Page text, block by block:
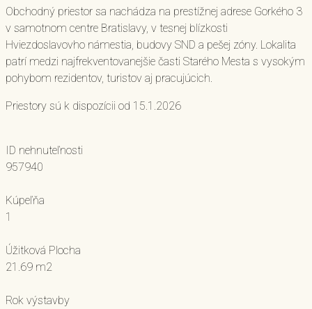
Obchodný priestor sa nachádza na prestížnej adrese Gorkého 3
v samotnom centre Bratislavy, v tesnej blízkosti
Hviezdoslavovho námestia, budovy SND a pešej zóny. Lokalita
patrí medzi najfrekventovanejšie časti Starého Mesta s vysokým
pohybom rezidentov, turistov aj pracujúcich.
Priestory sú k dispozícii od 15.1.2026
ID nehnuteľnosti
957940
Kúpeľňa
1
Úžitková Plocha
21.69 m2
Rok výstavby